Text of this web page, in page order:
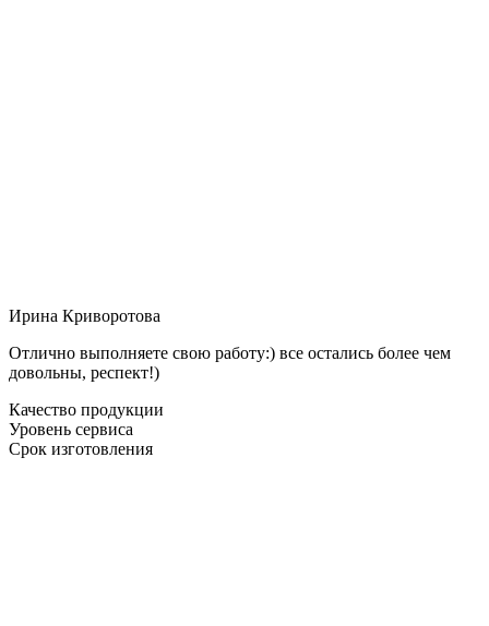
Ирина Криворотова
Отлично выполняете свою работу:) все остались более чем
довольны, респект!)
Качество продукции
Уровень сервиса
Срок изготовления